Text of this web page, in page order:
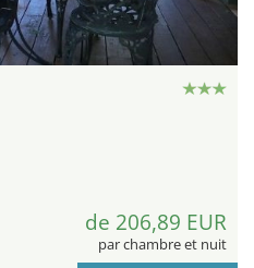
de 206,89 EUR
par chambre et nuit